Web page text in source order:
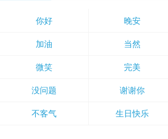
你好 晚安
加油 当然
微笑 完美
没问题 谢谢你
不客气 生日快乐